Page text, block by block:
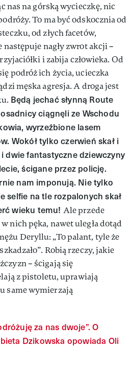
nas na górską wycieczkę, nic
To ma być odskocznia od
od złych facetów,
nagły zwrot akcji –
i zabija człowieka. Od
podróż ich życia, ucieczka
męska agresja. A droga jest
Będą jechać słynną Route
ciągnęli ze Wschodu
wyrzeźbione lasem
Wokół tylko czerwień skał i
i dwie fantastyczne dziewczyny
ścigane przez policję.
nam imponują. Nie tylko
selfie na tle rozpalonych skał
wieku temu! Ale przede
nich pęka, nawet uległa dotąd
Deryllu: „To palant, tyle że
Robią rzeczy, jakie
– ścigają się
z pistoletu, uprawiają
same wymierzają
za nas dwoje”. O
Dzikowska opowiada Oli